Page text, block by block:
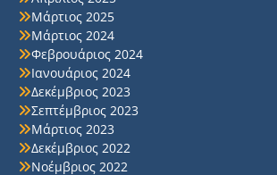
Μάρτιος 2025
Μάρτιος 2024
Φεβρουάριος 2024
Ιανουάριος 2024
Δεκέμβριος 2023
Σεπτέμβριος 2023
Μάρτιος 2023
Δεκέμβριος 2022
Νοέμβριος 2022